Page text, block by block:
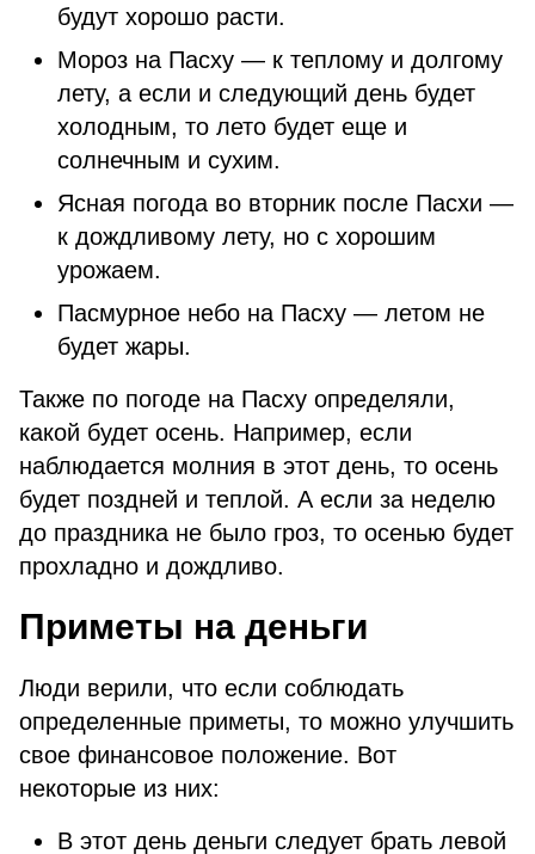
будут хорошо расти.
Мороз на Пасху — к теплому и долгому
лету, а если и следующий день будет
холодным, то лето будет еще и
солнечным и сухим.
Ясная погода во вторник после Пасхи —
к дождливому лету, но с хорошим
урожаем.
Пасмурное небо на Пасху — летом не
будет жары.
Также по погоде на Пасху определяли,
какой будет осень. Например, если
наблюдается молния в этот день, то осень
будет поздней и теплой. А если за неделю
до праздника не было гроз, то осенью будет
прохладно и дождливо.
Приметы на деньги
Люди верили, что если соблюдать
определенные приметы, то можно улучшить
свое финансовое положение. Вот
некоторые из них:
В этот день деньги следует брать левой